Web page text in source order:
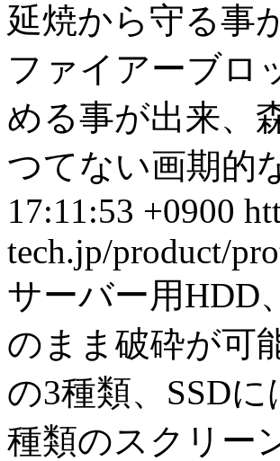
延焼から守る事
ファイアーブロ
める事が出来、
つてない画期的
17:11:53 +0900
tech.jp/product/
サーバー用HDD
のまま破砕が可
の3種類、SSD
種類のスクリー